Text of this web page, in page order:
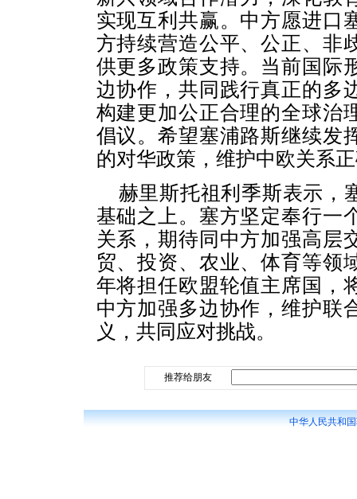
实现互利共赢。中方愿进口
方持续营造公平、公正、非
供更多政策支持。当前国际
边协作，共同践行真正的多
构建更加公正合理的全球治
倡议。希望塞浦路斯继续发
的对华政策，维护中欧关系
赫里斯托祖利季斯表示，
基础之上。塞方坚定奉行一
关系，期待同中方加强高层
贸、投资、农业、体育等领
年将担任欧盟轮值主席国，
中方加强多边协作，维护联
义，共同应对挑战。
推荐给朋友
中华人民共和